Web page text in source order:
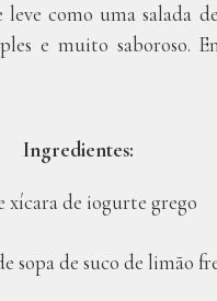
como uma salada
e muito saboroso.
Ingredientes:
xícara de iogurte grego
sopa de suco de limão